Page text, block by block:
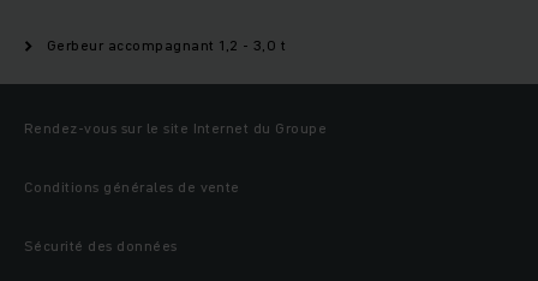
Gerbeur accompagnant 1,2 - 3,0 t
Rendez-vous sur le site Internet du Groupe
Conditions générales de vente
Sécurité des données